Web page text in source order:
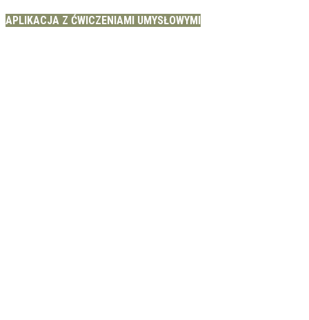
APLIKACJA Z ĆWICZENIAMI UMYSŁOWYMI